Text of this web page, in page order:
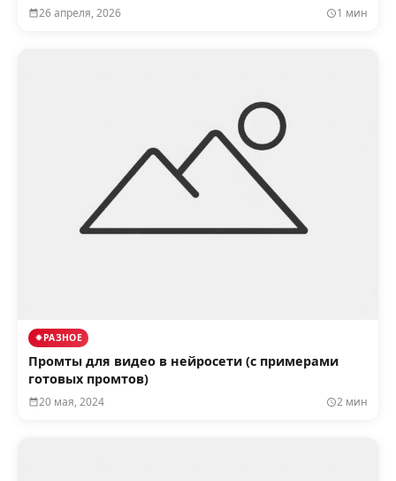
26 апреля, 2026 1 мин
РАЗНОЕ
Промты для видео в нейросети (с примерами
готовых промтов)
20 мая, 2024 2 мин